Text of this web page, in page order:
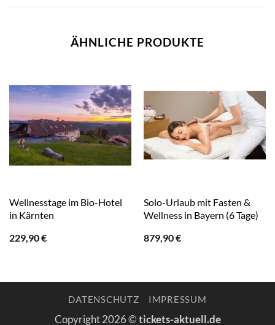
ÄHNLICHE PRODUKTE
Wellnesstage im Bio-Hotel
in Kärnten
229,90€
Solo-Urlaub mit Fasten &
Wellness in Bayern (6 Tage)
879,90€
DATENSCHUTZ IMPRESSUM
Copyright 2026 ©tickets-aktuell.de